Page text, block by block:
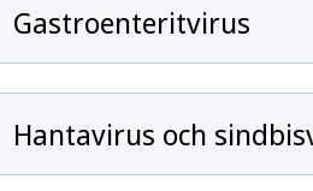
Gastroenteritvirus
Hantavirus och